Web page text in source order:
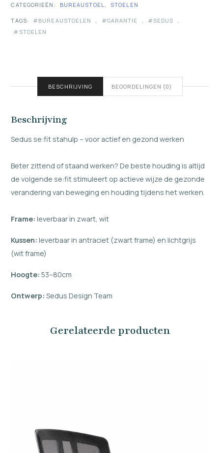
CATEGORIEËN: BUREAUSTOEL STOELEN
TAGS: BUREAUSTOELEN GARANTIE SEDUS
STOELEN
BESCHRIJVING BEOORDELINGEN (0)
Beschrijving
Sedus se:fit stahulp – voor actief en gezond werken
Beter zittend of staand werken? De beste houding is altijd
de volgende se:fit stimuleert op actieve wijze de gezonde
verandering van beweging en houding tijdens het werken.
Frame: leverbaar in zwart, wit
Kussen: leverbaar in antraciet (zwart frame) en lichtgrijs
(wit frame)
Hoogte: 53–80cm
Ontwerp: Sedus Design Team
Gerelateerde producten